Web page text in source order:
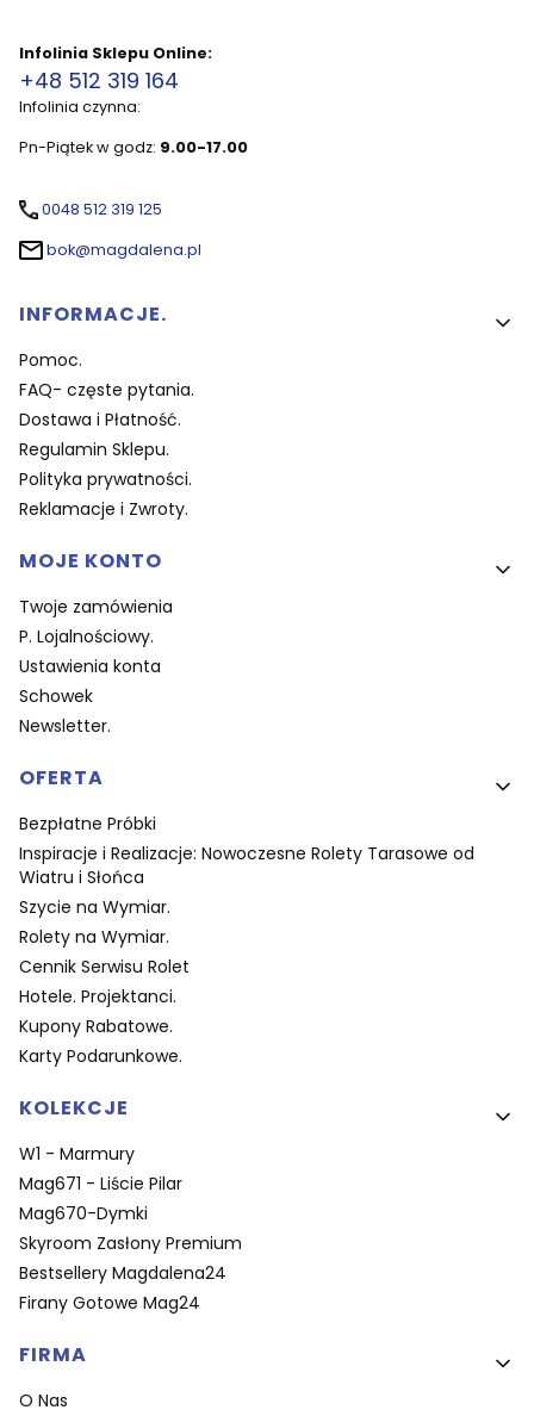
Infolinia Sklepu Online:
+48 512 319 164
Infolinia czynna:
Pn-Piątek w godz: 9.00-17.00
0048 512 319 125
bok@magdalena.pl
Linki w stopce
INFORMACJE.
Pomoc.
FAQ- częste pytania.
Dostawa i Płatność.
Regulamin Sklepu.
Polityka prywatności.
Reklamacje i Zwroty.
MOJE KONTO
Twoje zamówienia
P. Lojalnościowy.
Ustawienia konta
Schowek
Newsletter.
OFERTA
Bezpłatne Próbki
Inspiracje i Realizacje: Nowoczesne Rolety Tarasowe od
Wiatru i Słońca
Szycie na Wymiar.
Rolety na Wymiar.
Cennik Serwisu Rolet
Hotele. Projektanci.
Kupony Rabatowe.
Karty Podarunkowe.
KOLEKCJE
W1 - Marmury
Mag671 - Liście Pilar
Mag670-Dymki
Skyroom Zasłony Premium
Bestsellery Magdalena24
Firany Gotowe Mag24
FIRMA
O Nas